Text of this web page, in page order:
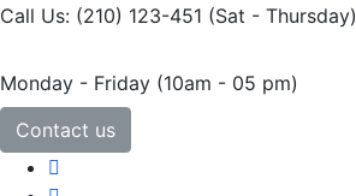
Call Us: (210) 123-451 (Sat - Thursday)
Monday - Friday (10am - 05 pm)
Contact us